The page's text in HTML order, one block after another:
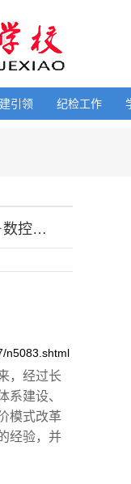
引领 纪检工作
2013全国职业院校品牌专业推介－数控技术应用专业
n5083.shtml
，经过长
系建设、
模式改革
经验，并